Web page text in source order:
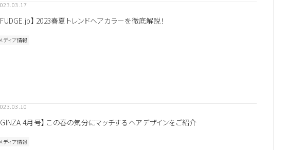
FUDGE.jp】 2023春夏トレンドヘアカラーを徹底解説！
ディア情報
GINZA 4月号】 この春の気分にマッチするヘアデザインをご紹介
ディア情報